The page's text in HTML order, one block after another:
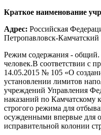
Краткое наименование
Адрес: Российская
Петропавловск-Камчатский
Режим содержания -
человек.В соответствии с
14.05.2015 № 105 «О
установлении лимитов
учреждений Управления
наказаний по Камчатскому
строгого режима для
осужденными впервые для
исправительной колонии